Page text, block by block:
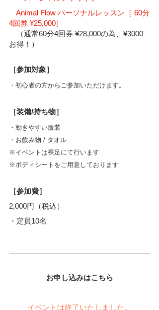
Animal Flow パーソナルレッスン［ 60分
4回券 ¥25,000］
（通常60分4回券 ¥28,000の為、¥3000
お得！）
［参加対象］
・初心者の方からご参加いただけます。
［装備/持ち物］
・動きやすい服装
・お飲み物 / タオル
※イベントは裸足にて行います
※ボディシートをご用意しております
［参加費］
2,000円（税込）
・定員10名
お申し込みはこちら
イベントは終了いたしました。